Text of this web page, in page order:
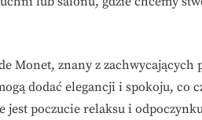
Monet, znany z zachwycających
dodać elegancji i spokoju, co
jest poczucie relaksu i